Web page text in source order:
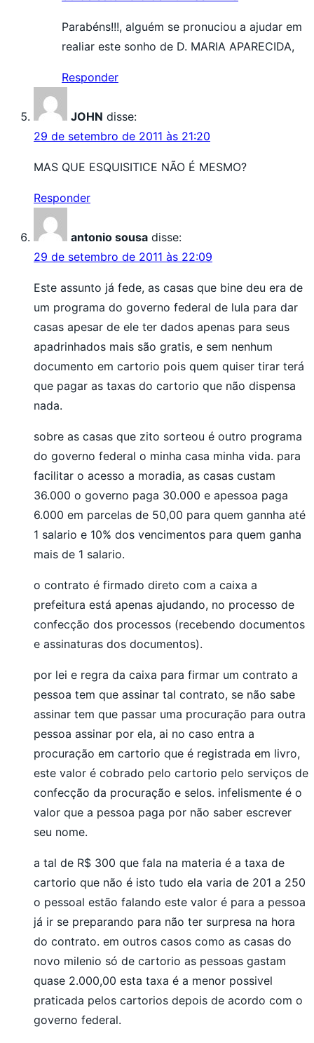
Parabéns!!!, alguém se pronuciou a ajudar em
realiar este sonho de D. MARIA APARECIDA,
Responder
JOHN disse:
29 de setembro de 2011 às 21:20
MAS QUE ESQUISITICE NÃO É MESMO?
Responder
antonio sousa disse:
29 de setembro de 2011 às 22:09
Este assunto já fede, as casas que bine deu era de
um programa do governo federal de lula para dar
casas apesar de ele ter dados apenas para seus
apadrinhados mais são gratis, e sem nenhum
documento em cartorio pois quem quiser tirar terá
que pagar as taxas do cartorio que não dispensa
nada.
sobre as casas que zito sorteou é outro programa
do governo federal o minha casa minha vida. para
facilitar o acesso a moradia, as casas custam
36.000 o governo paga 30.000 e apessoa paga
6.000 em parcelas de 50,00 para quem gannha até
1 salario e 10% dos vencimentos para quem ganha
mais de 1 salario.
o contrato é firmado direto com a caixa a
prefeitura está apenas ajudando, no processo de
confecção dos processos (recebendo documentos
e assinaturas dos documentos).
por lei e regra da caixa para firmar um contrato a
pessoa tem que assinar tal contrato, se não sabe
assinar tem que passar uma procuração para outra
pessoa assinar por ela, ai no caso entra a
procuração em cartorio que é registrada em livro,
este valor é cobrado pelo cartorio pelo serviços de
confecção da procuração e selos. infelismente é o
valor que a pessoa paga por não saber escrever
seu nome.
a tal de R$ 300 que fala na materia é a taxa de
cartorio que não é isto tudo ela varia de 201 a 250
o pessoal estão falando este valor é para a pessoa
já ir se preparando para não ter surpresa na hora
do contrato. em outros casos como as casas do
novo milenio só de cartorio as pessoas gastam
quase 2.000,00 esta taxa é a menor possivel
praticada pelos cartorios depois de acordo com o
governo federal.